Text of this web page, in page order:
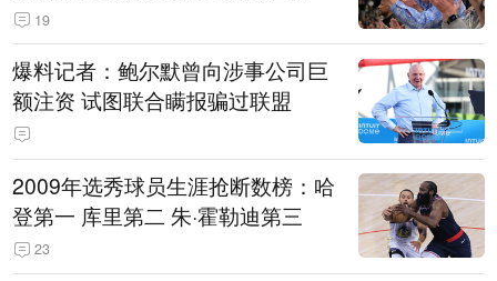
19
爆料记者：鲍尔默曾向涉事公司巨
额注资 试图联合瞒报骗过联盟
2009年选秀球员生涯抢断数榜：哈
登第一 库里第二 朱·霍勒迪第三
23